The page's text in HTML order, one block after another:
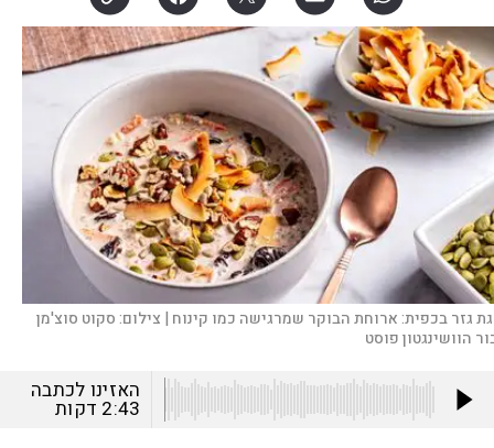
גזר בכפית: ארוחת הבוקר שמרגישה כמו קינוח | צילום:סקוט סוצ'מן
הוושינגטון פוסט
האזינו לכתבה
2:43 דקות